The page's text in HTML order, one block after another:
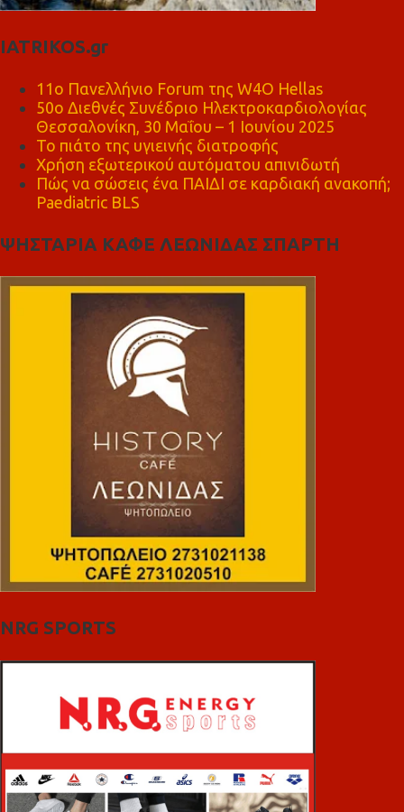
IATRIKOS.gr
11ο Πανελλήνιο Forum της W4O Hellas
50ο Διεθνές Συνέδριο Ηλεκτροκαρδιολογίας
Θεσσαλονίκη, 30 Μαΐου – 1 Ιουνίου 2025
Το πιάτο της υγιεινής διατροφής
Χρήση εξωτερικού αυτόματου απινιδωτή
Πώς να σώσεις ένα ΠΑΙΔΙ σε καρδιακή ανακοπή;
Paediatric BLS
ΨΗΣΤΑΡΙΑ ΚΑΦΕ ΛΕΩΝΙΔΑΣ ΣΠΑΡΤΗ
NRG SPORTS